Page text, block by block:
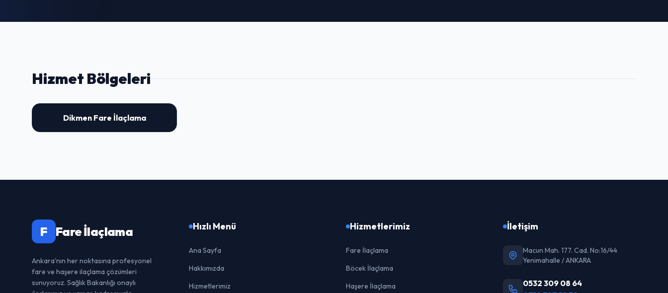
Hizmet Bölgeleri
Dikmen Fare İlaçlama
F Fare İlaçlama
Ankara'nın her noktasına profesyonel
fare ve haşere ilaçlama çözümleri
sunuyoruz. Sağlık Bakanlığı onaylı
Hızlı Menü
Ana Sayfa
Hakkımızda
Hizmetlerimiz
Hizmetlerimiz
Fare İlaçlama
Böcek İlaçlama
Haşere İlaçlama
İletişim
Macun Mah. 177. Cad. No:16/44
Yenimahalle / ANKARA
0532 309 08 64